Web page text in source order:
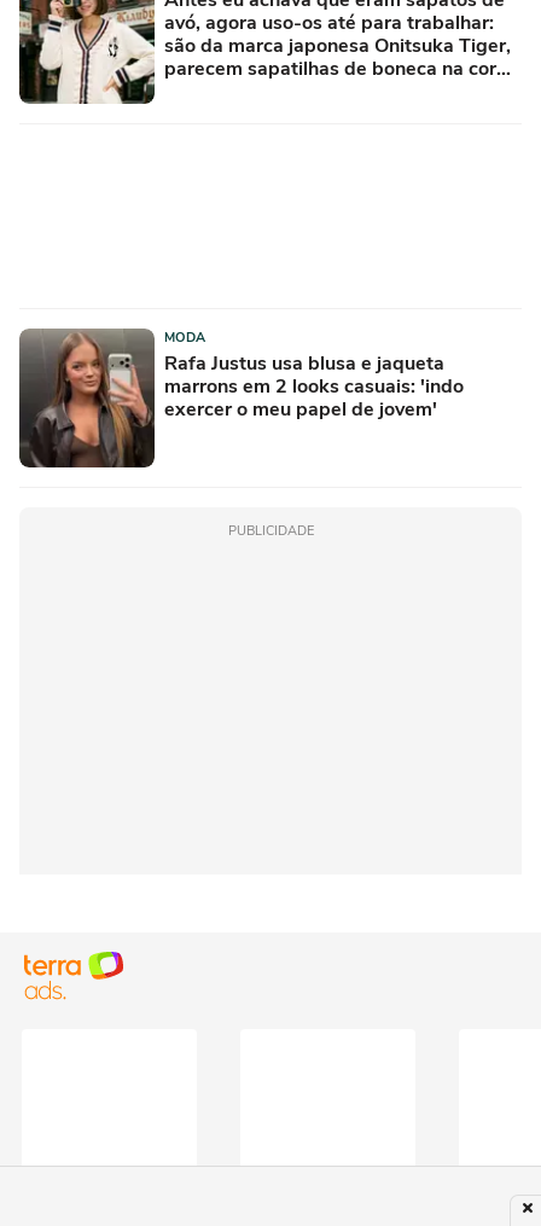
avó, agora uso-os até para trabalhar:
são da marca japonesa Onitsuka Tiger,
parecem sapatilhas de boneca na cor
MODA
Rafa Justus usa blusa e jaqueta
marrons em 2 looks casuais: 'indo
exercer o meu papel de jovem'
PUBLICIDADE